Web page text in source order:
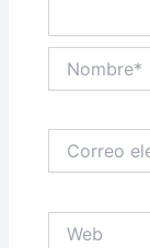
electrónico*